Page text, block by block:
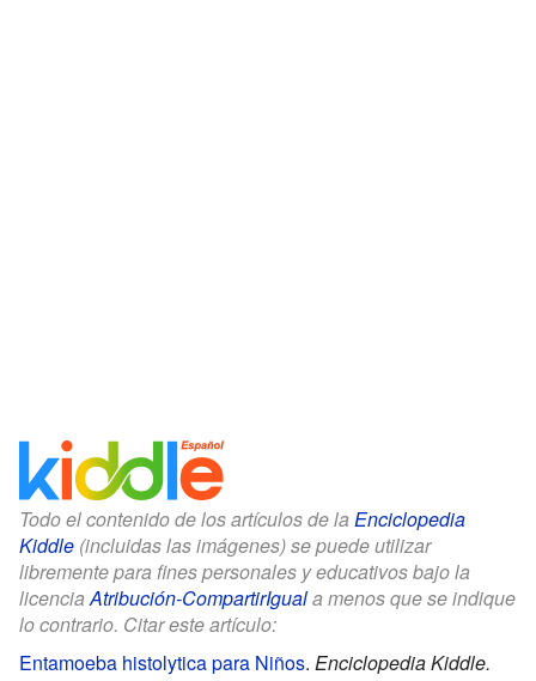
Todo el contenido de los artículos de la Enciclopedia
Kiddle (incluidas las imágenes) se puede utilizar
libremente para fines personales y educativos bajo la
licenciaAtribución-CompartirIguala menos que se indique
lo contrario. Citar este artículo:
Entamoeba histolytica para Niños. Enciclopedia Kiddle.